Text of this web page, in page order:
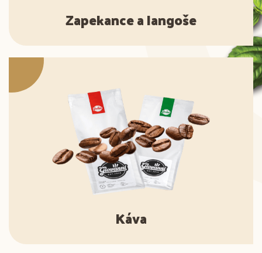
Zapekance a langoše
Káva